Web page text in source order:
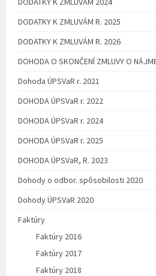
DODATKY K ZMLUVÁM R. 2025
DODATKY K ZMLUVÁM R. 2026
DOHODA O SKONČENÍ ZMLUVY O
Dohoda ÚPSVaR r. 2021
DOHODA ÚPSVaR r. 2022
DOHODA ÚPSVaR r. 2024
DOHODA ÚPSVaR r. 2025
DOHODA ÚPSVaR, R. 2023
Dohody o odbor. spôsobilosti 2020
Dohody ÚPSVaR 2020
Faktúry
Faktúry 2016
Faktúry 2017
Faktúry 2018